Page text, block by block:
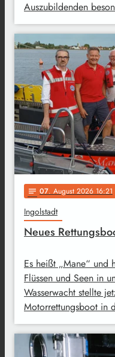
Auszubildenden
notes 07. August 2026 16:21
Ingolstadt
Neues
Es heißt „Mane“ und
Flüssen und Seen in
Wasserwacht stellte
Motorrettungsboot in